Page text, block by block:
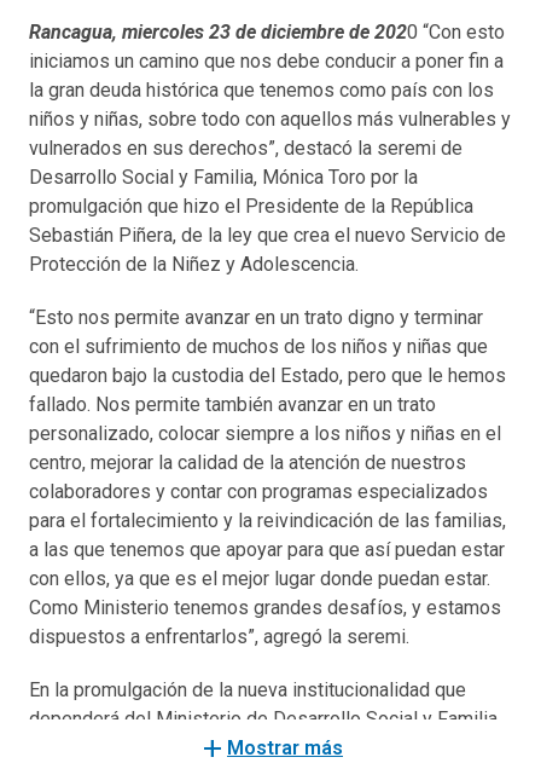
Rancagua, miercoles 23 de diciembre de 2020 “Con esto
iniciamos un camino que nos debe conducir a poner fin a
la gran deuda histórica que tenemos como país con los
niños y niñas, sobre todo con aquellos más vulnerables y
vulnerados en sus derechos”, destacó la seremi de
Desarrollo Social y Familia, Mónica Toro por la
promulgación que hizo el Presidente de la República
Sebastián Piñera, de la ley que crea el nuevo Servicio de
Protección de la Niñez y Adolescencia.
“Esto nos permite avanzar en un trato digno y terminar
con el sufrimiento de muchos de los niños y niñas que
quedaron bajo la custodia del Estado, pero que le hemos
fallado. Nos permite también avanzar en un trato
personalizado, colocar siempre a los niños y niñas en el
centro, mejorar la calidad de la atención de nuestros
colaboradores y contar con programas especializados
para el fortalecimiento y la reivindicación de las familias,
a las que tenemos que apoyar para que así puedan estar
con ellos, ya que es el mejor lugar donde puedan estar.
Como Ministerio tenemos grandes desafíos, y estamos
dispuestos a enfrentarlos”, agregó la seremi.
En la promulgación de la nueva institucionalidad que
dependerá del Ministerio de Desarrollo Social y Familia,
y que viene reemplaza al Servicio Nacional de Menores,
add Mostrar más